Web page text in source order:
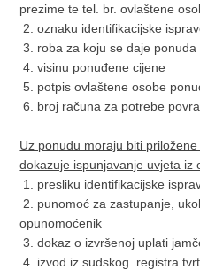
prezime te tel. br. ovlaštene
2. oznaku identifikacijske
3. roba za koju se daje ponuda
4. visinu ponuđene cijene
5. potpis ovlaštene osobe
6. broj računa za potrebe
Uz ponudu moraju biti
dokazuje ispunjavanje uvjeta iz
1. presliku identifikacijske
2. punomoć za zastupanje,
opunomoćenik
3. dokaz o izvršenoj uplati
4. izvod iz sudskog registra